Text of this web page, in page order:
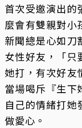
首次受邀演出的
麼會有雙親對小
新聞總是心如刀
女性好友，「只
她打，有次好友
當場喝斥『生下
自己的情緒打她
做愛心。